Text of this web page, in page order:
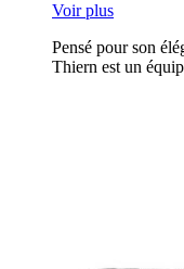
Voir plus
Pensé pour son
Thiern est un